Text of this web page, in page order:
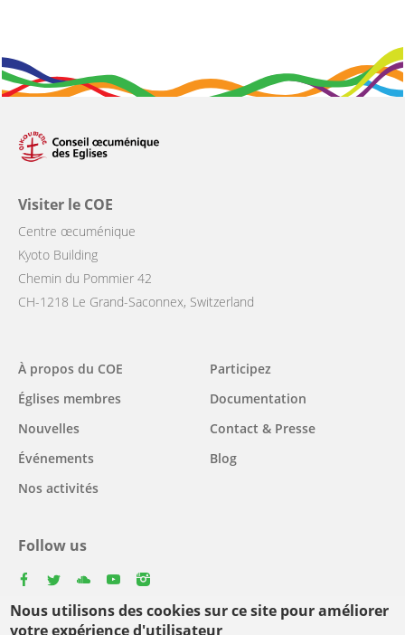
Nous utilisons des cookies sur ce site pour améliorer
votre expérience d'utilisateur
Visiter le COE
Centre œcuménique
Kyoto Building
Chemin du Pommier 42
CH-1218 Le Grand-Saconnex, Switzerland
Main
navigation
À propos du COE
Églises membres
Nouvelles
Événements
Nos activités
Participez
Documentation
Contact & Presse
Blog
Follow us
Select